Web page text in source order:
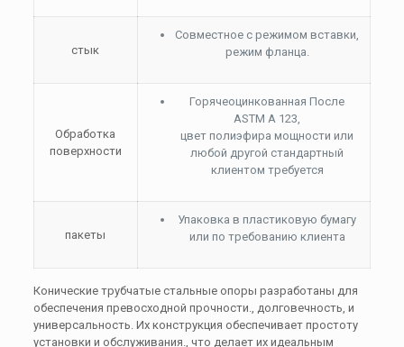
стык
Совместное с режимом вставки,
режим фланца.
Обработка
поверхности
Горячеоцинкованная После
ASTM A 123,
цвет полиэфира мощности или
любой другой стандартный
клиентом требуется
пакеты
Упаковка в пластиковую бумагу
или по требованию клиента
Конические трубчатые стальные опоры разработаны для
обеспечения превосходной прочности., долговечность, и
универсальность. Их конструкция обеспечивает простоту
установки и обслуживания., что делает их идеальным